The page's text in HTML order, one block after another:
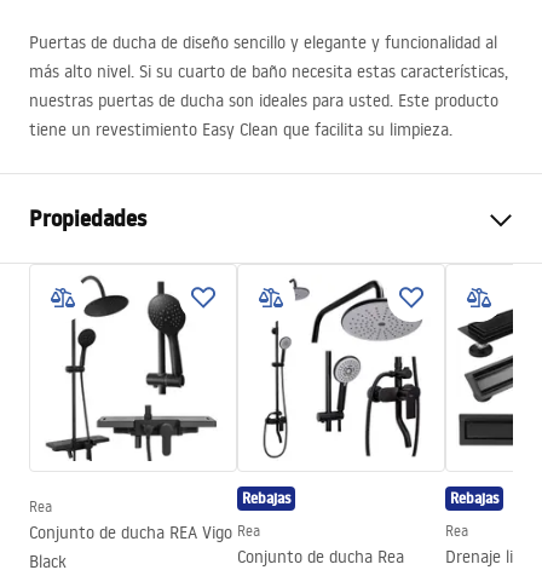
Puertas de ducha de diseño sencillo y elegante y funcionalidad al
más alto nivel. Si su cuarto de baño necesita estas características,
nuestras puertas de ducha son ideales para usted. Este producto
tiene un revestimiento Easy Clean que facilita su limpieza.
Propiedades
Método de apertura de la
puerta
Plegable
Tamaño de la puerta
100
Espesor del vidrio
6 mm
Altura de la puerta de la
ducha
190 cm
Aluminio
Material del mango
Rea
Conjunto de ducha REA Vigo
Black
Rebajas
Rea
Conjunto de ducha Rea
Rebajas
Rea
Drenaje